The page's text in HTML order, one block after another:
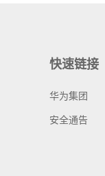
快速链接
华为集团
安全通告